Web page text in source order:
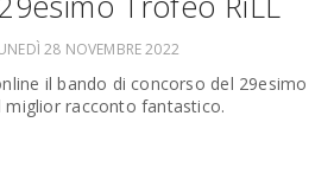
28 NOVEMBRE 2022
il bando di concorso del 29esimo
miglior racconto fantastico.